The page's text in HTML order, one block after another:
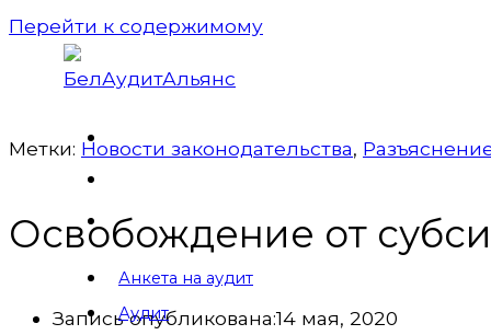
Перейти к содержимому
Анкета на аудит
Аудит
Метки: Новости законодательства,
Освобождение от
Запись опубликована:14 мая, 2020